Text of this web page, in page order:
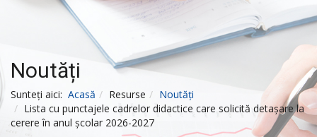
Noutăți
Sunteți aici: Acasă Resurse
Noutăți
Lista cu punctajele cadrelor didactice care solicită detașare la
cerere în anul școlar 2026-2027